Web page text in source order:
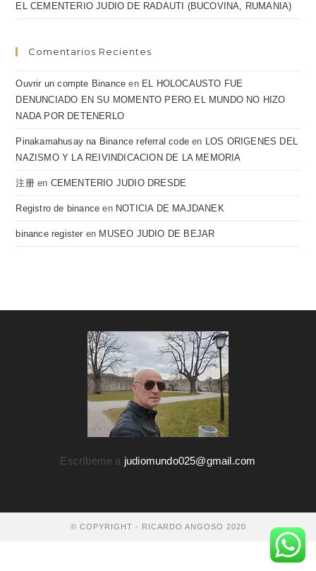
EL CEMENTERIO JUDIO DE RADAUTI (BUCOVINA, RUMANIA)
Comentarios Recientes
Ouvrir un compte Binance en EL HOLOCAUSTO FUE
DENUNCIADO EN SU MOMENTO PERO EL MUNDO NO HIZO
NADA POR DETENERLO
Pinakamahusay na Binance referral code en LOS ORIGENES DEL
NAZISMO Y LA REIVINDICACION DE LA MEMORIA
注册en CEMENTERIO JUDIO DRESDE
Registro de binance en NOTICIA DE MAJDANEK
binance register en MUSEO JUDIO DE BEJAR
Escríbeme a judiomundo025@gmail.com
© COPYRIGHT - RICARDO ANGOSO 2020